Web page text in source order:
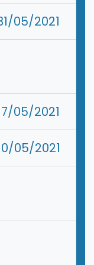
05/2021
05/2021
05/2021